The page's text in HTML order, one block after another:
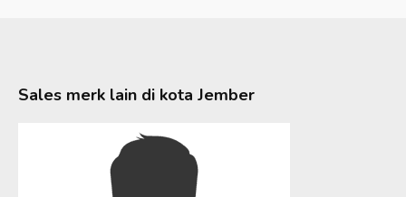
Sales merk lain di kota Jember